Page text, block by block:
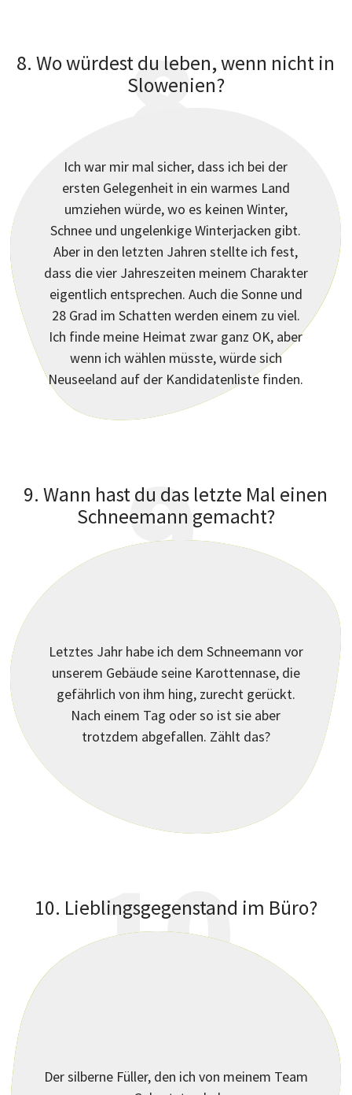
8
8. Wo würdest du leben, wenn nicht in
Slowenien?
Ich war mir mal sicher, dass ich bei der
ersten Gelegenheit in ein warmes Land
umziehen würde, wo es keinen Winter,
Schnee und ungelenkige Winterjacken gibt.
Aber in den letzten Jahren stellte ich fest,
dass die vier Jahreszeiten meinem Charakter
eigentlich entsprechen. Auch die Sonne und
28 Grad im Schatten werden einem zu viel.
Ich finde meine Heimat zwar ganz OK, aber
wenn ich wählen müsste, würde sich
Neuseeland auf der Kandidatenliste finden.
?
9
9. Wann hast du das letzte Mal einen
Schneemann gemacht?
Letztes Jahr habe ich dem Schneemann vor
unserem Gebäude seine Karottennase, die
gefährlich von ihm hing, zurecht gerückt.
Nach einem Tag oder so ist sie aber
trotzdem abgefallen. Zählt das?
?
10
10. Lieblingsgegenstand im Büro?
Der silberne Füller, den ich von meinem Team
?